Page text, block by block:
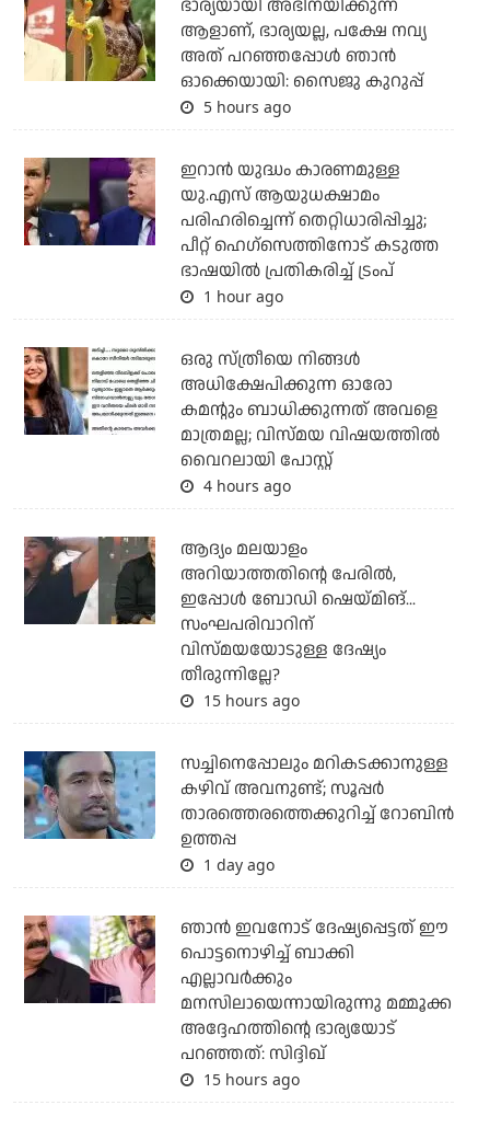
ഭാര്യയായി അഭിനയിക്കുന്ന
ആളാണ്, ഭാര്യയല്ല, പക്ഷേ നവ്യ
അത് പറഞ്ഞപ്പോള്‍ ഞാന്‍
ഓക്കെയായി: സൈജു കുറുപ്പ്
5 hours ago
ഇറാന്‍ യുദ്ധം കാരണമുള്ള
യു.എസ് ആയുധക്ഷാമം
പരിഹരിച്ചെന്ന് തെറ്റിധാരിപ്പിച്ചു;
പീറ്റ് ഹെഗ്‌സെത്തിനോട് കടുത്ത
ഭാഷയില്‍ പ്രതികരിച്ച് ട്രംപ്
1 hour ago
ഒരു സ്ത്രീയെ നിങ്ങള്‍
അധിക്ഷേപിക്കുന്ന ഓരോ
കമന്റും ബാധിക്കുന്നത് അവളെ
മാത്രമല്ല; വിസ്മയ വിഷയത്തില്‍
വൈറലായി പോസ്റ്റ്
4 hours ago
ആദ്യം മലയാളം
അറിയാത്തതിന്റെ പേരില്‍,
ഇപ്പോള്‍ ബോഡി ഷെയ്മിങ്...
സംഘപരിവാറിന്
വിസ്മയയോടുള്ള ദേഷ്യം
തീരുന്നില്ലേ?
15 hours ago
സച്ചിനെപ്പോലും മറികടക്കാനുള്ള
കഴിവ് അവനുണ്ട്; സൂപ്പര്‍
താരത്തെരത്തെക്കുറിച്ച് റോബിന്‍
ഉത്തപ്പ
1 day ago
ഞാന്‍ ഇവനോട് ദേഷ്യപ്പെട്ടത് ഈ
പൊട്ടനൊഴിച്ച് ബാക്കി
എല്ലാവര്‍ക്കും
മനസിലായെന്നായിരുന്നു മമ്മൂക്ക
അദ്ദേഹത്തിന്റെ ഭാര്യയോട്
പറഞ്ഞത്: സിദ്ദിഖ്
15 hours ago